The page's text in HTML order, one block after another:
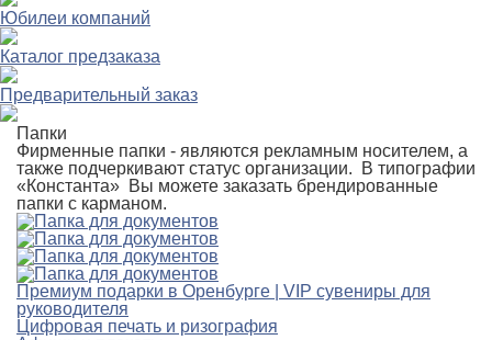
Юбилеи компаний
Каталог предзаказа
Предварительный заказ
Папки
Фирменные папки - являются рекламным носителем, а
также подчеркивают статус организации. В типографии
«Константа» Вы можете заказать брендированные
папки с карманом.
Премиум подарки в Оренбурге | VIP сувениры для
руководителя
Цифровая печать и ризография